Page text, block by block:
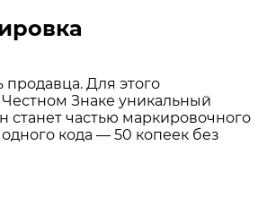
продавца. Для этого
Честном Знаке уникальный
станет частью маркировочного
кода — 50 копеек без